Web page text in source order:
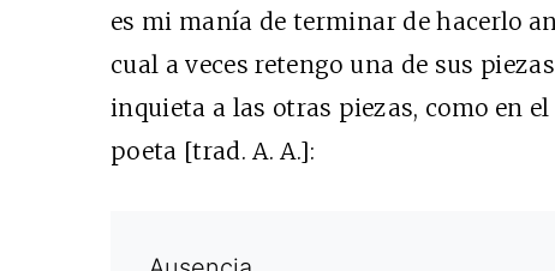
es mi manía de terminar de hacerlo
cual a veces retengo una de sus
inquieta a las otras piezas, como en
poeta [trad. A. A.]: